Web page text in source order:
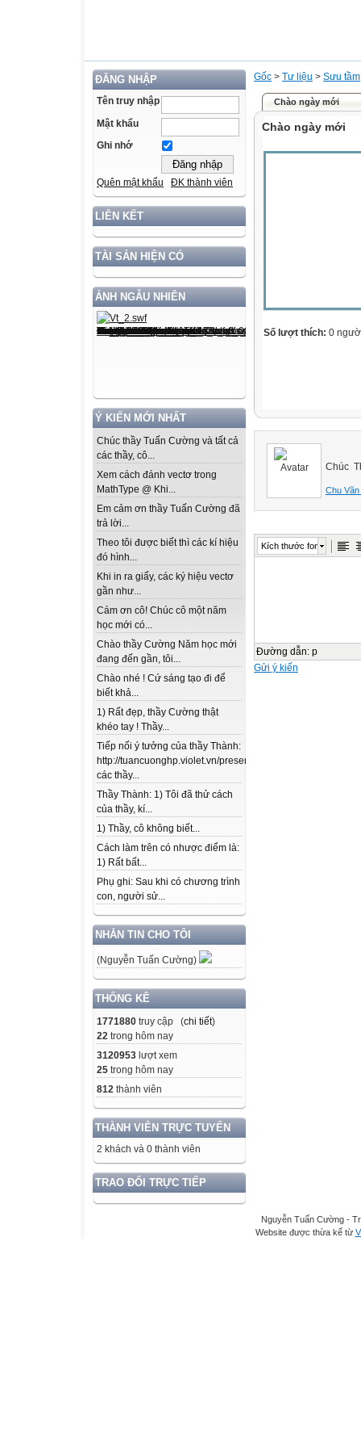
ĐĂNG NHẬP
Tên truy nhập
Mật khẩu
Ghi nhớ
Quên mật khẩu ĐK thành viên
LIÊN KẾT
TÀI SẢN HIỆN CÓ
ẢNH NGẪU NHIÊN
Ý KIẾN MỚI NHẤT
Chúc thầy Tuấn Cường và tất cả
các thầy, cô...
Xem cách đánh vectơ trong
MathType @ Khi...
Em cảm ơn thầy Tuấn Cường đã
trả lời...
Theo tôi được biết thì các kí hiệu
đó hình...
Khi in ra giấy, các ký hiệu vectơ
gần như...
Cám ơn cô! Chúc cô một năm
học mới có...
Chào thầy Cường Năm học mới
đang đến gần, tôi...
Chào nhé ! Cứ sáng tạo đi để
biết khả...
1) Rất đẹp, thầy Cường thật
khéo tay ! Thầy...
Tiếp nối ý tưởng của thầy Thành:
http://tuancuonghp.violet.vn/present/show/entry_id/
các thầy...
Thầy Thành: 1) Tôi đã thử cách
của thầy, kí...
1) Thầy, cô không biết...
Cách làm trên có nhược điểm là:
1) Rất bất...
Phụ ghi: Sau khi có chương trình
con, người sử...
NHẮN TIN CHO TÔI
(Nguyễn Tuấn Cường)
THỐNG KÊ
1771880 truy cập (chi tiết)
22 trong hôm nay
3120953 lượt xem
25 trong hôm nay
812 thành viên
THÀNH VIÊN TRỰC TUYẾN
2 khách và 0 thành viên
TRAO ĐỔI TRỰC TIẾP
Gốc > Tư liệu > Sưu tầm
Chào ngày mới
Chào ngày mới
Số lượt thích: 0
Chúc
Chu
Kích thước font
Đường dẫn: p
Gửi ý kiến
Nguyễn Tuấn Cường -
Website được thừa kế từ